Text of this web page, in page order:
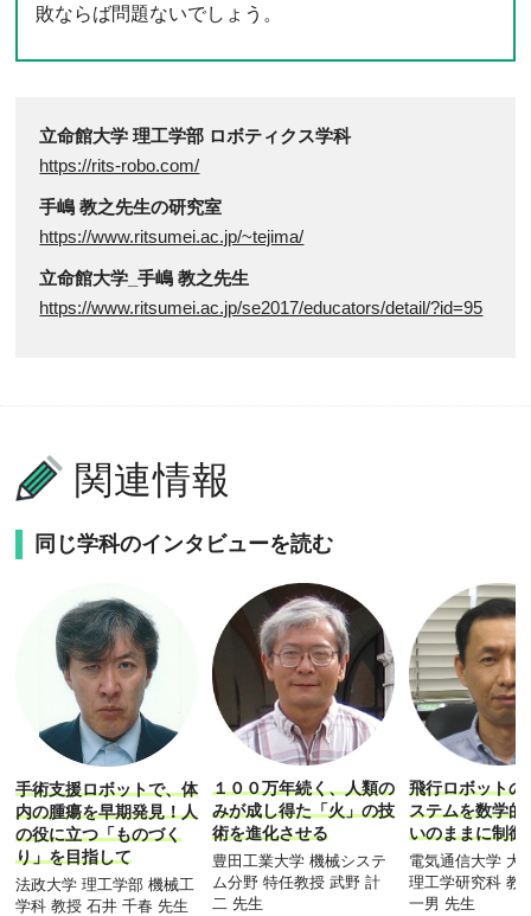
敗ならば問題ないでしょう。
立命館大学 理工学部 ロボティクス学科
https://rits-robo.com/
手嶋 教之先生の研究室
https://www.ritsumei.ac.jp/~tejima/
立命館大学_手嶋 教之先生
https://www.ritsumei.ac.jp/se2017/educators/detail/?id=95
関連情報
同じ学科のインタビューを読む
手術支援ロボットで、体
内の腫瘍を早期発見！人
の役に立つ「ものづく
り」を目指して
法政大学 理工学部 機械工
学科 教授 石井 千春 先生
１００万年続く、人類の
みが成し得た「火」の技
術を進化させる
豊田工業大学 機械システ
ム分野 特任教授 武野 計
二 先生
飛行ロボットの
ステムを数学的
いのままに制御
電気通信大学 大
理工学研究科 教
一男 先生